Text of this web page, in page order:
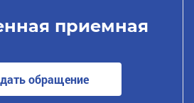
приемная
обращение